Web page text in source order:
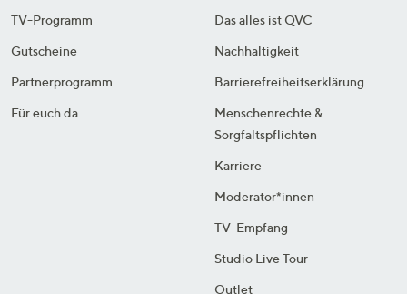
TV-Programm
Gutscheine
Partnerprogramm
Für euch da
Das alles ist QVC
Nachhaltigkeit
Barrierefreiheitserklärung
Menschenrechte &
Sorgfaltspflichten
Karriere
Moderator*innen
TV-Empfang
Studio Live Tour
Outlet